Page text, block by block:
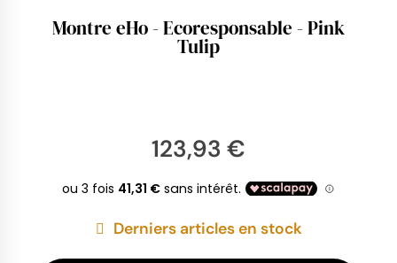
Montre eHo - Ecoresponsable - Pink
Tulip
123,93 €
Derniers articles en stock